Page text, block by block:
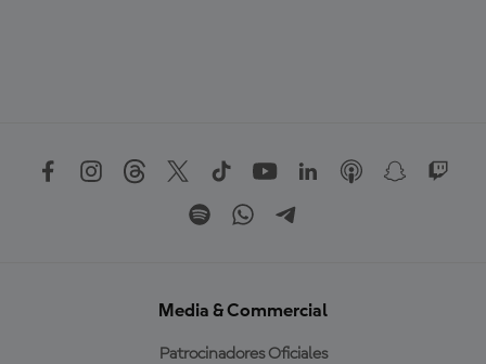
Media & Commercial
Patrocinadores Oficiales